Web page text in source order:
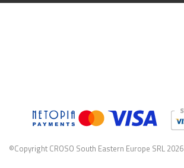
©Copyright CROSO South Eastern Europe SRL 2026